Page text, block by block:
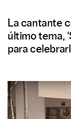
La cantante
último tema,
para